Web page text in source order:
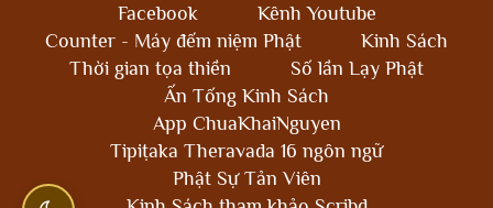
Facebook
Kênh Youtube
Counter - Máy đếm niệm Phật
Kinh Sách
Thời gian tọa thiền
Số lần Lạy Phật
Ấn Tống Kinh Sách
App ChuaKhaiNguyen
Tipiṭaka Theravada 16 ngôn ngữ
Phật Sự Tản Viên